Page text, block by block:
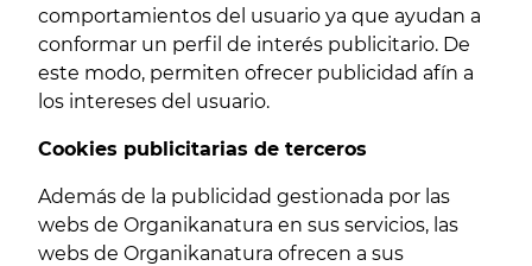
comportamientos del usuario ya que ayudan a
conformar un perfil de interés publicitario. De
este modo, permiten ofrecer publicidad afín a
los intereses del usuario.
Cookies publicitarias de terceros
Además de la publicidad gestionada por las
webs de Organikanatura en sus servicios, las
webs de Organikanatura ofrecen a sus